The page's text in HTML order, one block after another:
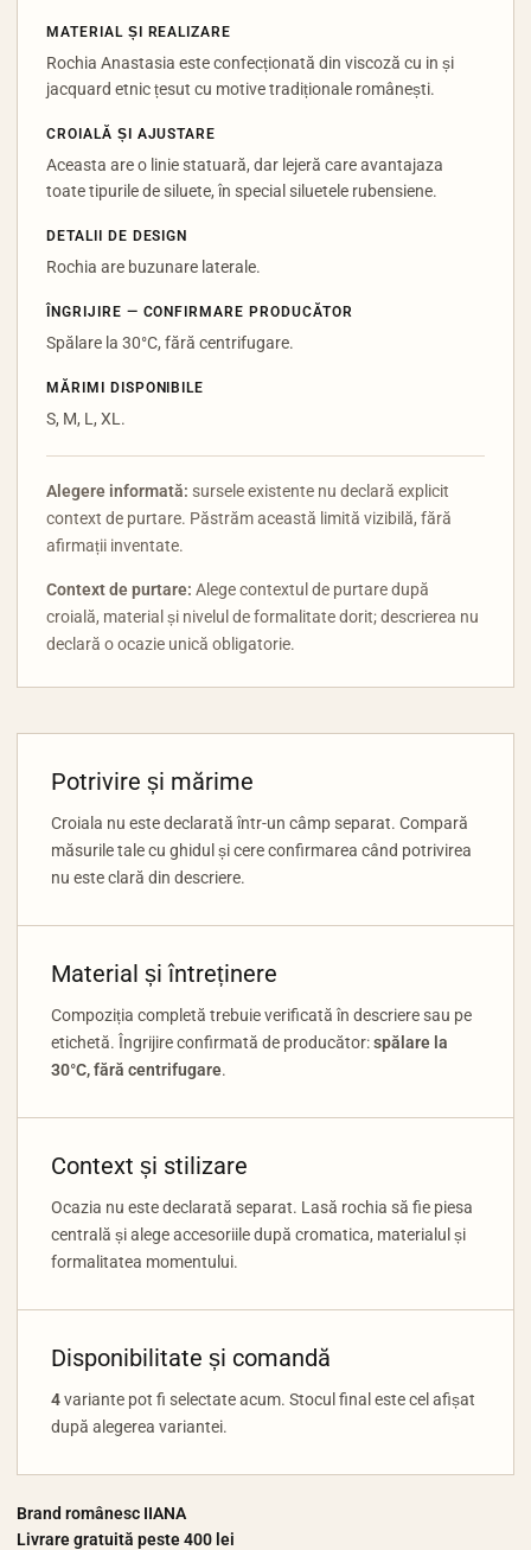
MATERIAL ȘI REALIZARE
Rochia Anastasia este confecționată din viscoză cu in și
jacquard etnic țesut cu motive tradiționale românești.
CROIALĂ ȘI AJUSTARE
Aceasta are o linie statuară, dar lejeră care avantajaza
toate tipurile de siluete, în special siluetele rubensiene.
DETALII DE DESIGN
Rochia are buzunare laterale.
ÎNGRIJIRE — CONFIRMARE PRODUCĂTOR
Spălare la 30°C, fără centrifugare.
MĂRIMI DISPONIBILE
S, M, L, XL.
Alegere informată: sursele existente nu declară explicit
context de purtare. Păstrăm această limită vizibilă, fără
afirmații inventate.
Context de purtare: Alege contextul de purtare după
croială, material și nivelul de formalitate dorit; descrierea nu
declară o ocazie unică obligatorie.
Potrivire și mărime
Croiala nu este declarată într-un câmp separat. Compară
măsurile tale cu ghidul și cere confirmarea când potrivirea
nu este clară din descriere.
Material și întreținere
Compoziția completă trebuie verificată în descriere sau pe
etichetă. Îngrijire confirmată de producător:spălare la
30°C, fără centrifugare.
Context și stilizare
Ocazia nu este declarată separat. Lasă rochia să fie piesa
centrală și alege accesoriile după cromatica, materialul și
formalitatea momentului.
Disponibilitate și comandă
4variante pot fi selectate acum. Stocul final este cel afișat
după alegerea variantei.
Brand românesc IIANA
Livrare gratuită peste 400 lei